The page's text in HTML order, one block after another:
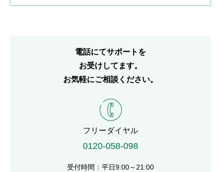
電話にてサポートを
お受けしてます。
お気軽にご相談ください。
フリーダイヤル
0120-058-098
受付時間：平日9:00～21:00